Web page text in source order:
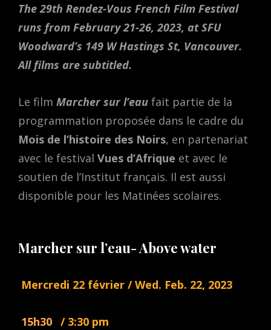
The 29th Rendez-Vous French Film Festival
runs from February 21-26, 2023, at SFU
Woodward’s 149 W Hastings St, Vancouver.
All films are subtitled.
Le film Marcher sur l’eau fait partie de la
programmation proposée dans le cadre du
Mois de l’histoire des Noirs, en partenariat
avec le festival Vues d’Afrique et avec le
soutien de l’Institut français. Il est aussi
disponible pour les Matinées scolaires.
Marcher sur l’eau- Above water
Mercredi 22 février / Wed. Feb. 22, 2023
15h30 / 3:30 pm